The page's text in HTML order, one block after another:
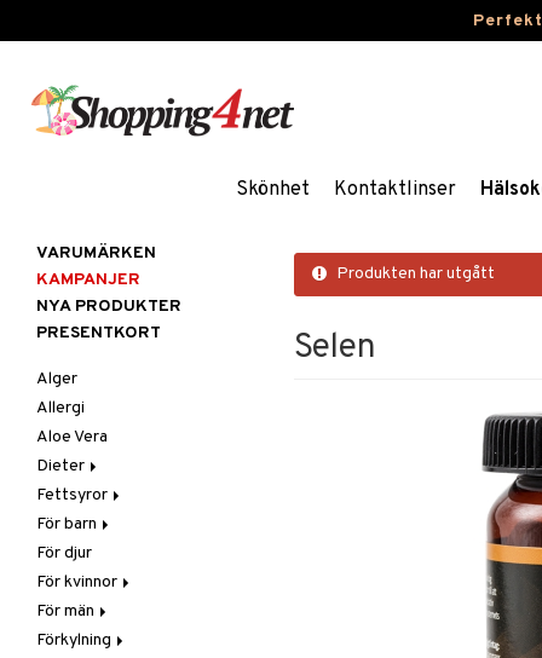
Skönhet Kontaktlinser
Produkten har utgått
Selen
VARUMÄRKEN
KAMPANJER
NYA PRODUKTER
PRESENTKORT
Alger
Allergi
Aloe Vera
Dieter
Glutenintolerans
LCHF
Raw Food
Fettsyror
Marina fettsyror
Veg fettsyror
För barn
Fettsyror
Hudvård
Vitamin & mineral
För djur
För kvinnor
Graviditet & amning
Klimakterie & PMS
För män
Näringstillskott
Förkylning